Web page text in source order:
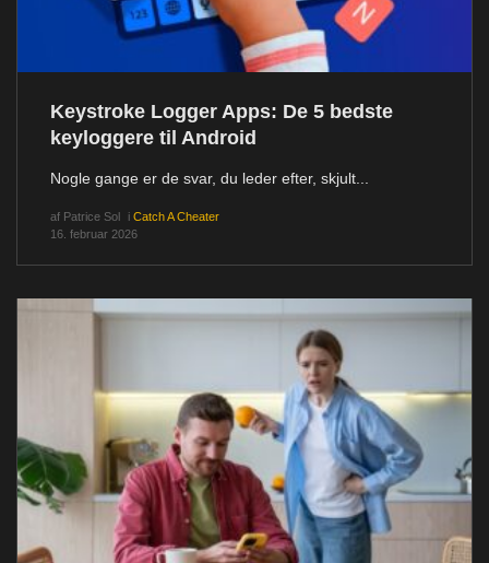
Keystroke Logger Apps: De 5 bedste
keyloggere til Android
Nogle gange er de svar, du leder efter, skjult...
af Patrice Sol i Catch A Cheater
16. februar 2026